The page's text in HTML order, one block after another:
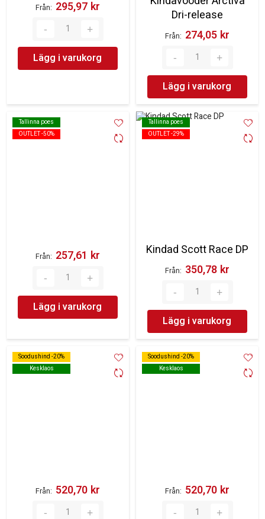
Från 295,97 kr‎
Lägg i varukorg
Dri-release
Från 274,05 kr‎
Lägg i varukorg
Tallinna poes
OUTLET -50%
Tallinna poes
OUTLET -50%
Från 257,61 kr‎
Lägg i varukorg
Tallinna poes
OUTLET -29%
Tallinna poes
OUTLET -29%
Kindad Scott Race DP
Från 350,78 kr‎
Lägg i varukorg
Soodushind -20%
Kesklaos
Soodushind -20%
Kesklaos
Från 520,70 kr‎
Soodushind -20%
Kesklaos
Soodushind -20%
Kesklaos
Från 520,70 kr‎